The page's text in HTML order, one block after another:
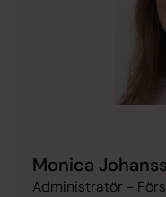
Monica
Administratör -